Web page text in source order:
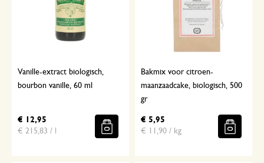
Vanille-extract biologisch,
bourbon vanille, 60 ml
€ 12,95
€ 215,83 / l
Bakmix voor citroen-
maanzaadcake, biologisch, 500
gr
€ 5,95
€ 11,90 / kg